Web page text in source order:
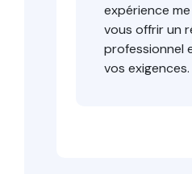
expérience
vous offrir un
professionnel
vos exigences.